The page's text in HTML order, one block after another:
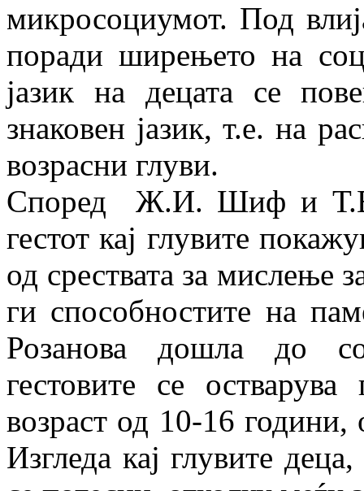
микросоциумот. Под
поради ширењето на
јазик на децата се
знаковен јазик, т.е. на
возрасни глуви.
Според Ж.И. Шиф и Т.В.
гестот кај глувите
од срествата за мислење
ги способностите на
Розанова дошла до
гестовите се
возраст од 10-16
Изгледа кај глувите